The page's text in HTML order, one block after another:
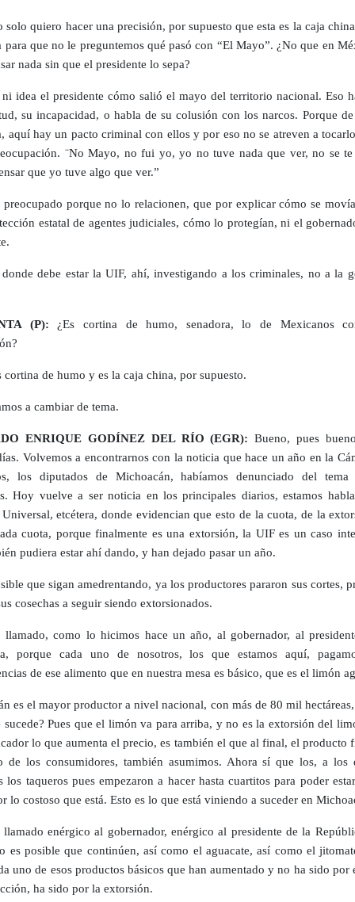
solo quiero hacer una precisión, por supuesto que esta es la caja
para que no le preguntemos qué pasó con “El Mayo”. ¿No que en
nada sin que el presidente lo sepa?
idea el presidente cómo salió el mayo del territorio nacional. Eso
su incapacidad, o habla de su colusión con los narcos. Porque
aquí hay un pacto criminal con ellos y por eso no se atreven a
¨No Mayo, no fui yo, yo no tuve nada que ver, no se
que yo tuve algo que ver.”
preocupado porque no lo relacionen, que por explicar cómo se
estatal de agentes judiciales, cómo lo protegían, ni el
debe estar la UIF, ahí, investigando a los criminales, no a la
(P): ¿Es cortina de humo, senadora, lo de Mexicanos
cortina de humo y es la caja china, por supuesto.
a cambiar de tema.
ENRIQUE GODÍNEZ DEL RÍO (EGR): Bueno, pues
Volvemos a encontrarnos con la noticia que hace un año en la
los diputados de Michoacán, habíamos denunciado del
Hoy vuelve a ser noticia en los principales diarios, estamos
etcétera, donde evidencian que esto de la cuota, de la
cuota, porque finalmente es una extorsión, la UIF es un caso
pudiera estar ahí dando, y han dejado pasar un año.
que sigan amedrentando, ya los productores pararon sus cortes,
cosechas a seguir siendo extorsionados.
llamado, como lo hicimos hace un año, al gobernador, al
porque cada uno de nosotros, los que estamos aquí,
de ese alimento que en nuestra mesa es básico, que es el limón
es el mayor productor a nivel nacional, con más de 80 mil
sucede? Pues que el limón va para arriba, y no es la extorsión del
lo que aumenta el precio, es también el que al final, el producto
de los consumidores, también asumimos. Ahora sí que los, a los
los taqueros pues empezaron a hacer hasta cuartitos para poder
lo costoso que está. Esto es lo que está viniendo a suceder en
enérgico al gobernador, enérgico al presidente de la
es posible que continúen, así como el aguacate, así como el
uno de esos productos básicos que han aumentado y no ha sido por
ha sido por la extorsión.